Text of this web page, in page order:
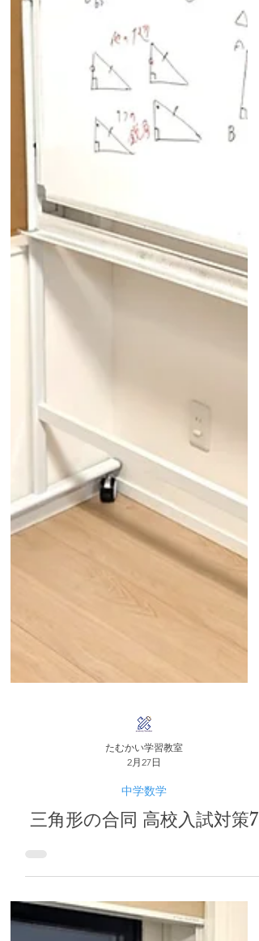
2月27日
中学数学
三角形の合同 高校入試対策7